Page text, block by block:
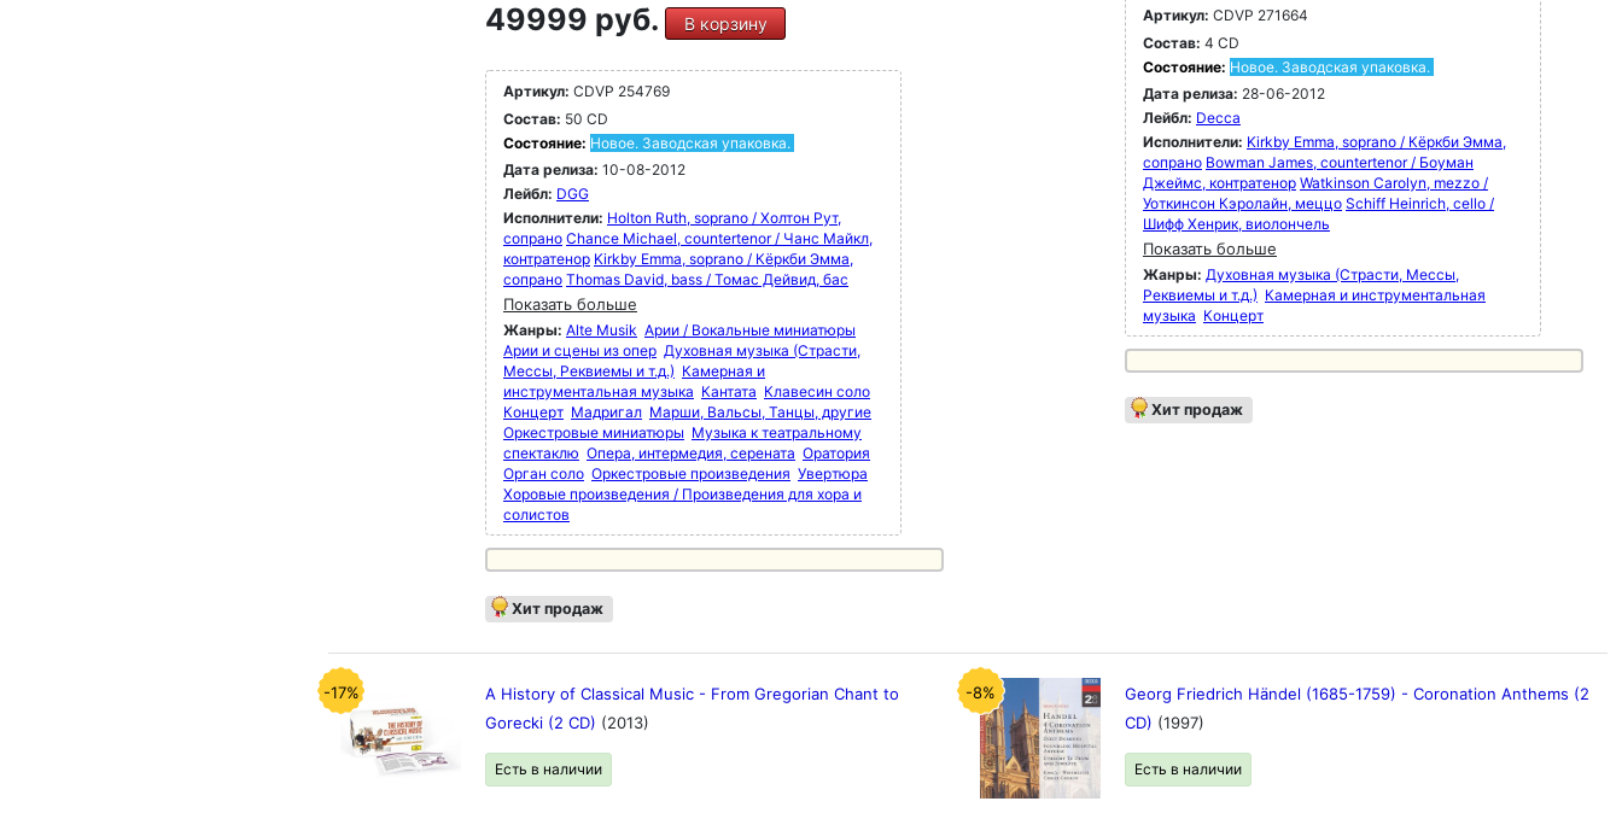
49999 руб. В корзину
Артикул: CDVP 254769
Состав: 50 CD
Состояние: Новое. Заводская упаковка.
Дата релиза: 10-08-2012
Лейбл: DGG
Исполнители: Holton Ruth, soprano / Холтон Рут,
сопрано Chance Michael, countertenor / Чанс Майкл,
контратенор Kirkby Emma, soprano / Кёркби Эмма,
сопрано Thomas David, bass / Томас Дейвид, бас
Показать больше
Жанры: Alte Musik Арии / Вокальные миниатюры
Арии и сцены из опер Духовная музыка (Страсти,
Мессы, Реквиемы и т.д.) Камерная и
инструментальная музыка Кантата Клавесин соло
Концерт Мадригал Марши, Вальсы, Танцы, другие
Оркестровые миниатюры Музыка к театральному
спектаклю Опера, интермедия, серената Оратория
Орган соло Оркестровые произведения Увертюра
Хоровые произведения / Произведения для хора и
солистов
Хит продаж
Артикул: CDVP 271664
Состав: 4 CD
Состояние: Новое. Заводская упаковка.
Дата релиза: 28-06-2012
Лейбл: Decca
Исполнители: Kirkby Emma, soprano / Кёркби Эмма,
сопрано Bowman James, countertenor / Боуман
Джеймс, контратенор Watkinson Carolyn, mezzo /
Уоткинсон Кэролайн, меццо Schiff Heinrich, cello /
Шифф Хенрик, виолончель
Показать больше
Жанры: Духовная музыка (Страсти, Мессы,
Реквиемы и т.д.) Камерная и инструментальная
музыка Концерт
Хит продаж
-17%
A History of Classical Music - From Gregorian Chant to
Gorecki (2 CD) (2013)
Есть в наличии
-8%
Georg Friedrich Händel (1685-1759) - Coronation Anthems (2
CD) (1997)
Есть в наличии